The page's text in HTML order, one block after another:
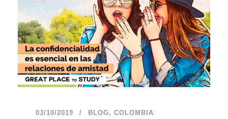
03/10/2019 BLOG, COLOMBIA